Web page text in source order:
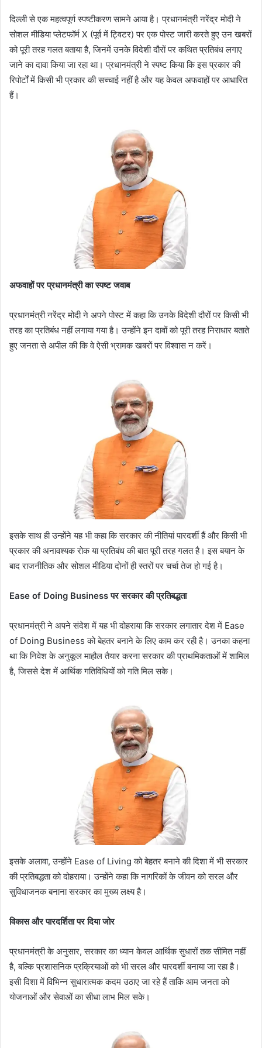
दिल्ली से एक महत्वपूर्ण स्पष्टीकरण सामने आया है। प्रधानमंत्री नरेंद्र मोदी ने
सोशल मीडिया प्लेटफॉर्म X (पूर्व में ट्विटर) पर एक पोस्ट जारी करते हुए उन खबरों
को पूरी तरह गलत बताया है, जिनमें उनके विदेशी दौरों पर कथित प्रतिबंध लगाए
जाने का दावा किया जा रहा था। प्रधानमंत्री ने स्पष्ट किया कि इस प्रकार की
रिपोर्टों में किसी भी प्रकार की सच्चाई नहीं है और यह केवल अफवाहों पर आधारित
हैं।
अफवाहों पर प्रधानमंत्री का स्पष्ट जवाब
प्रधानमंत्री नरेंद्र मोदी ने अपने पोस्ट में कहा कि उनके विदेशी दौरों पर किसी भी
तरह का प्रतिबंध नहीं लगाया गया है। उन्होंने इन दावों को पूरी तरह निराधार बताते
हुए जनता से अपील की कि वे ऐसी भ्रामक खबरों पर विश्वास न करें।
इसके साथ ही उन्होंने यह भी कहा कि सरकार की नीतियां पारदर्शी हैं और किसी भी
प्रकार की अनावश्यक रोक या प्रतिबंध की बात पूरी तरह गलत है। इस बयान के
बाद राजनीतिक और सोशल मीडिया दोनों ही स्तरों पर चर्चा तेज हो गई है।
Ease of Doing Business पर सरकार की प्रतिबद्धता
प्रधानमंत्री ने अपने संदेश में यह भी दोहराया कि सरकार लगातार देश में Ease
of Doing Business को बेहतर बनाने के लिए काम कर रही है। उनका कहना
था कि निवेश के अनुकूल माहौल तैयार करना सरकार की प्राथमिकताओं में शामिल
है, जिससे देश में आर्थिक गतिविधियों को गति मिल सके।
इसके अलावा, उन्होंने Ease of Living को बेहतर बनाने की दिशा में भी सरकार
की प्रतिबद्धता को दोहराया। उन्होंने कहा कि नागरिकों के जीवन को सरल और
सुविधाजनक बनाना सरकार का मुख्य लक्ष्य है।
विकास और पारदर्शिता पर दिया जोर
प्रधानमंत्री के अनुसार, सरकार का ध्यान केवल आर्थिक सुधारों तक सीमित नहीं
है, बल्कि प्रशासनिक प्रक्रियाओं को भी सरल और पारदर्शी बनाया जा रहा है।
इसी दिशा में विभिन्न सुधारात्मक कदम उठाए जा रहे हैं ताकि आम जनता को
योजनाओं और सेवाओं का सीधा लाभ मिल सके।